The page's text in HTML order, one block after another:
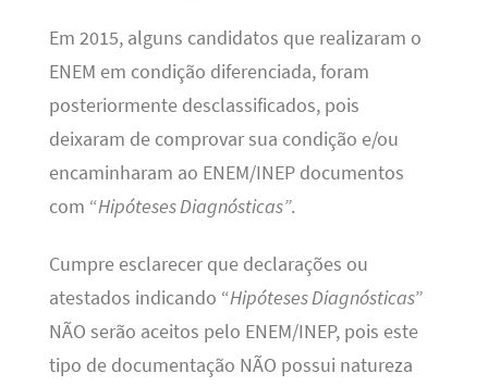
Em 2015, alguns candidatos que realizaram o
ENEM em condição diferenciada, foram
posteriormente desclassificados, pois
deixaram de comprovar sua condição e/ou
encaminharam ao ENEM/INEP documentos
com “Hipóteses Diagnósticas”.
Cumpre esclarecer que declarações ou
atestados indicando “Hipóteses Diagnósticas”
NÃO serão aceitos pelo ENEM/INEP, pois este
tipo de documentação NÃO possui natureza